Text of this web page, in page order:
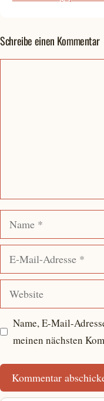
Schreibe einen Kommentar
Name
Mail-
Website
Name, E-Mail-
meinen nächsten